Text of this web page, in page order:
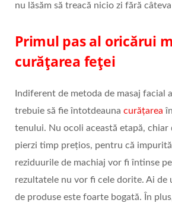
nu lăsăm să treacă nicio zi fără
Primul pas al oricărui
curățarea feței
Indiferent de metoda de masaj facial
trebuie să fie întotdeauna curățarea
tenului. Nu ocoli această etapă, chiar
pierzi timp prețios, pentru că
reziduurile de machiaj vor fi întinse
rezultatele nu vor fi cele dorite. Ai de
de produse este foarte bogată. În